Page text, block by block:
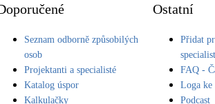
Seznam odborně způsobilých
osob
Projektanti a specialisté
Katalog úspor
Kalkulačky
Ostatní
Přidat
FAQ -
Loga ke
Podcast